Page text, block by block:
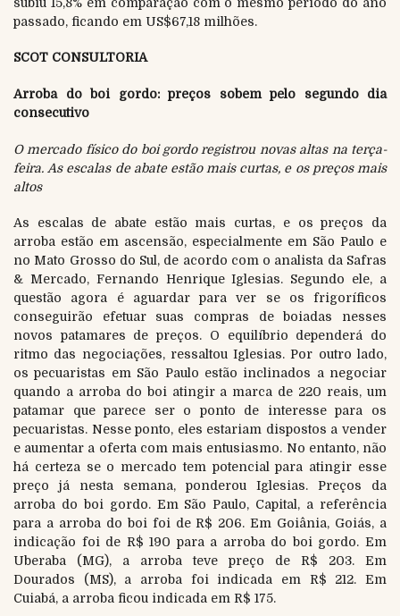
passado, ficando em US$67,18 milhões.
SCOT CONSULTORIA
Arroba do boi gordo: preços sobem pelo segundo dia
consecutivo
O mercado físico do boi gordo registrou novas altas na terça-
feira. As escalas de abate estão mais curtas, e os preços mais
altos
As escalas de abate estão mais curtas, e os preços da
arroba estão em ascensão, especialmente em São Paulo e
no Mato Grosso do Sul, de acordo com o analista da Safras
& Mercado, Fernando Henrique Iglesias. Segundo ele, a
questão agora é aguardar para ver se os frigoríficos
conseguirão efetuar suas compras de boiadas nesses
novos patamares de preços. O equilíbrio dependerá do
ritmo das negociações, ressaltou Iglesias. Por outro lado,
os pecuaristas em São Paulo estão inclinados a negociar
quando a arroba do boi atingir a marca de 220 reais, um
patamar que parece ser o ponto de interesse para os
pecuaristas. Nesse ponto, eles estariam dispostos a vender
e aumentar a oferta com mais entusiasmo. No entanto, não
há certeza se o mercado tem potencial para atingir esse
preço já nesta semana, ponderou Iglesias. Preços da
arroba do boi gordo. Em São Paulo, Capital, a referência
para a arroba do boi foi de R$ 206. Em Goiânia, Goiás, a
indicação foi de R$ 190 para a arroba do boi gordo. Em
Uberaba (MG), a arroba teve preço de R$ 203. Em
Dourados (MS), a arroba foi indicada em R$ 212. Em
Cuiabá, a arroba ficou indicada em R$ 175.